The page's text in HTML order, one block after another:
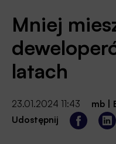
Mniej
latach
23.01.2024 11:43 mb
Udostępnij